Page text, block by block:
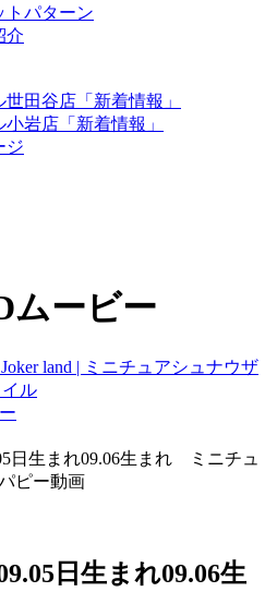
トパターン
介
田谷店「新着情報」
岩店「新着情報」
ジ
ムービー
land | ミニチュアシュナウザ
ル
日生まれ09.06生まれ ミニチュ
ピー動画
日生まれ09.06生